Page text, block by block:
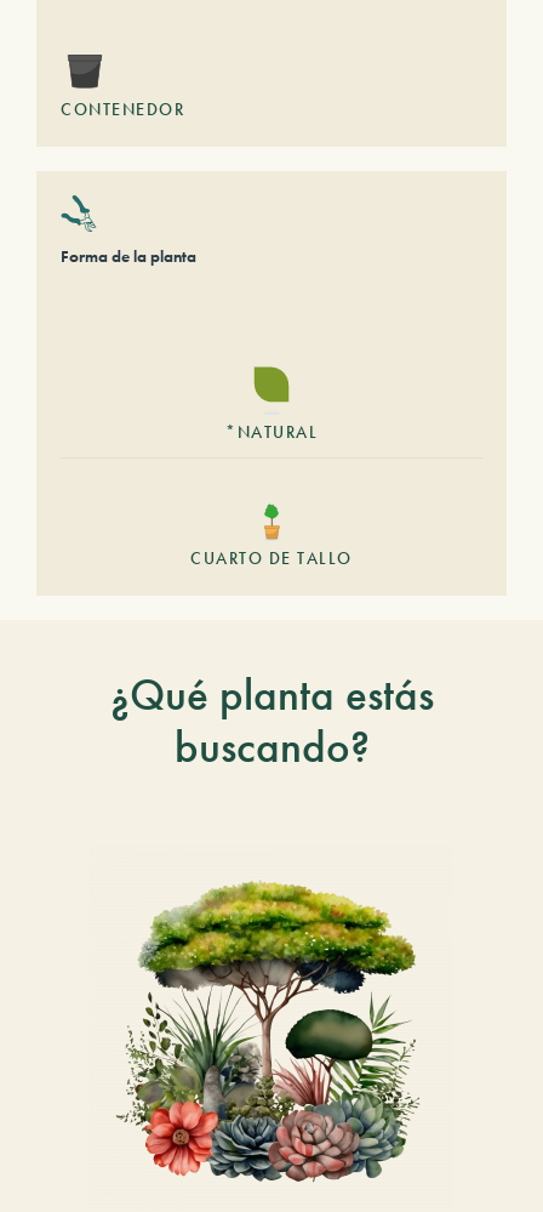
CONTENEDOR
Forma de la planta
*NATURAL
CUARTO DE TALLO
¿Qué planta estás
buscando?